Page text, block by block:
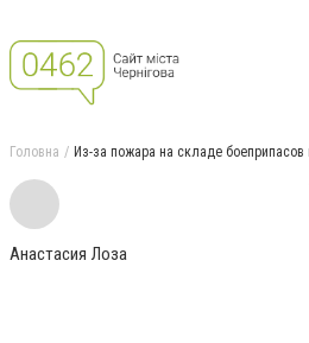
Головна Из-за пожара на складе
Анастасия Лоза